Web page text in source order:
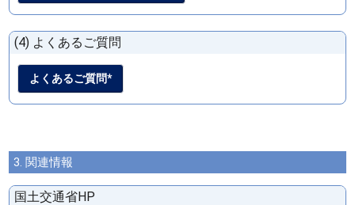
(4) よくあるご質問
よくあるご質問*
3. 関連情報
国土交通省HP